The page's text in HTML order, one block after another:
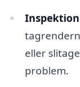
eller
problem.